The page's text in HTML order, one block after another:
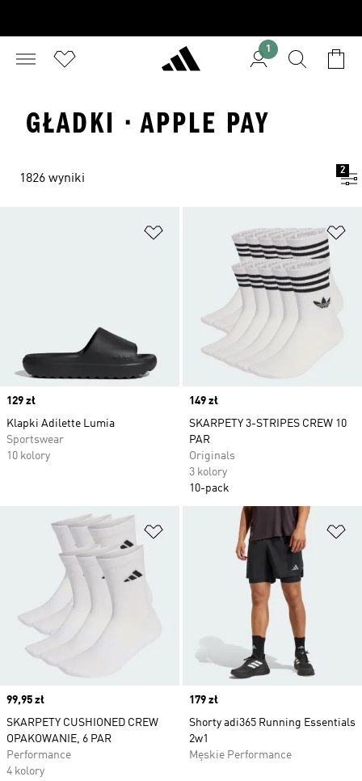
1
GŁADKI · APPLE PAY
1826 wyniki
2
Dodaj do listy życzeń
Price
129 zł
Klapki Adilette Lumia
Sportswear
10 kolory
Price
149 zł
SKARPETY 3-STRIPES CREW 10
PAR
Originals
3 kolory
10-pack
Dodaj do listy życzeń
Price
99,95 zł
SKARPETY CUSHIONED CREW
OPAKOWANIE, 6 PAR
Performance
4 kolory
Price
179 zł
Shorty adi365 Running Essentials
2w1
Męskie Performance